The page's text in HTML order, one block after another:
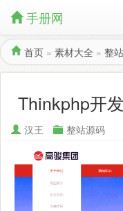
手册网
首页 » 素材大全 » 整
Thinkphp开
汉王 整站源码